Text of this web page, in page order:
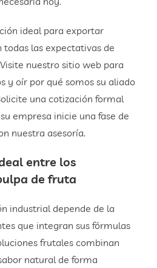
ideal para exportar
las expectativas de
nuestro sitio web para
y oír por qué somos su aliado
una cotización formal
empresa inicie una fase de
nuestra asesoría.
entre los
de fruta
industrial depende de la
que integran sus fórmulas
frutales combinan
natural de forma